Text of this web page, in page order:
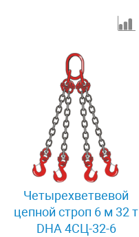
Четырехветвевой
цепной строп 6 м 32 т
DHA 4СЦ-32-6